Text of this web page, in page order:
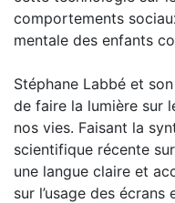
comportements
mentale des enfants
Stéphane Labbé et
de faire la lumière sur
nos vies. Faisant la
scientifique récente
une langue claire et
sur l’usage des